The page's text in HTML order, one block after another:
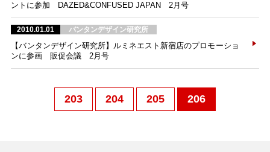
ントに参加 DAZED&CONFUSED JAPAN 2月号
2010.01.01 バンタンデザイン研究所
【バンタンデザイン研究所】ルミネエスト新宿店のプロモーショ
ンに参画 販促会議 2月号
203 204 205 206